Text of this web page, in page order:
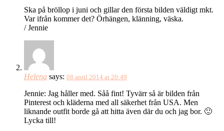
Ska på bröllop i juni och gillar den första bilden väldigt mkt.
Var ifrån kommer det? Örhängen, klänning, väska.
/ Jennie
Helena says: 08 april 2014 at 20:49
Jennie: Jag håller med. Såå fint! Tyvärr så är bilden från
Pinterest och kläderna med all säkerhet från USA. Men
liknande outfit borde gå att hitta även där du och jag bor. 🙂
Lycka till!